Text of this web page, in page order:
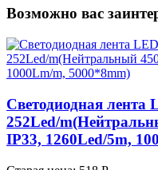
Возможно вас
Светодиодная
252Led/
IP33, 1260Led/5m,